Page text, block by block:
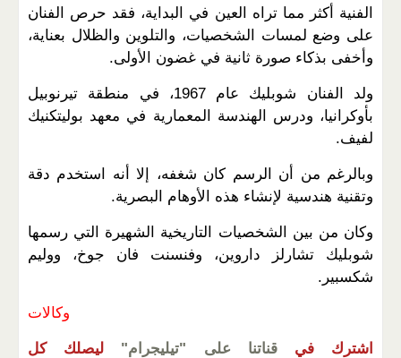
الفنية أكثر مما تراه العين في البداية، فقد حرص الفنان
على وضع لمسات الشخصيات، والتلوين والظلال بعناية،
وأخفى بذكاء صورة ثانية في غضون الأولى.
ولد الفنان شوبليك عام 1967، في منطقة تيرنوبيل
بأوكرانيا، ودرس الهندسة المعمارية في معهد بوليتكنيك
لفيف.
وبالرغم من أن الرسم كان شغفه، إلا أنه استخدم دقة
وتقنية هندسية لإنشاء هذه الأوهام البصرية.
وكان من بين الشخصيات التاريخية الشهيرة التي رسمها
شوبليك تشارلز داروين، وفنسنت فان جوخ، ووليم
شكسبير.
وكالات
اشترك في قناتنا على "تيليجرام"
ليصلك كل